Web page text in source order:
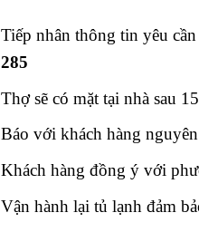
Tiếp nhân thông tin yêu
285
Thợ sẽ có mặt tại nhà sau
Báo với khách hàng
Khách hàng đồng ý với
Vận hành lại tủ lạnh đảm